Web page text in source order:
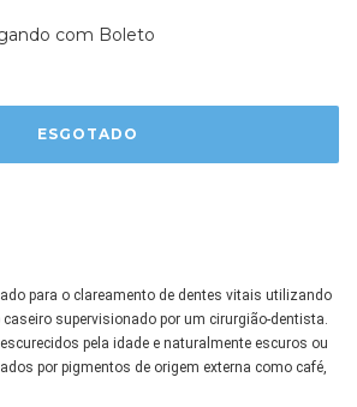
com Boleto
para o clareamento de dentes vitais utilizando
supervisionado por um cirurgião-dentista.
pela idade e naturalmente escuros ou
por pigmentos de origem externa como café,